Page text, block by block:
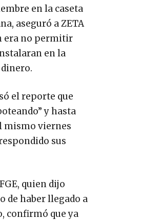
en la caseta
aseguró a ZETA
era no permitir
en la
el reporte que
y hasta
mismo viernes
sus
quien dijo
de haber llegado a
confirmó que ya